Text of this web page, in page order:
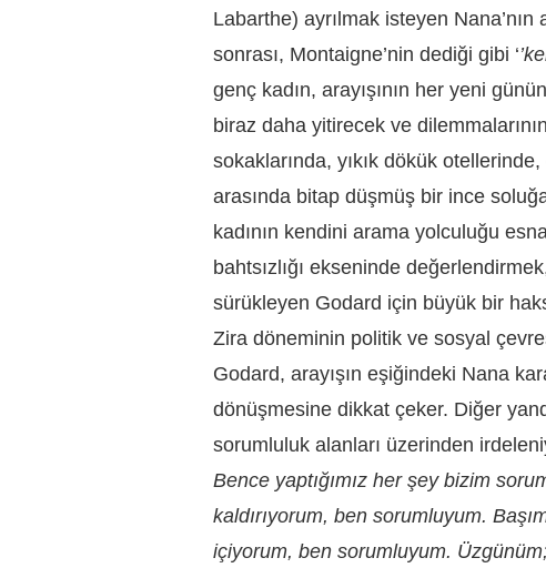
Labarthe) ayrılmak isteyen Nana’nın
sonrası, Montaigne’nin dediği gibi ‘
genç kadın, arayışının her yeni
biraz daha yitirecek ve
sokaklarında, yıkık dökük
arasında bitap düşmüş bir ince
kadının kendini arama yolculuğu
bahtsızlığı ekseninde
sürükleyen Godard için büyük bir
Zira döneminin politik ve sosyal
Godard, arayışın eşiğindeki Nana
dönüşmesine dikkat çeker. Diğer
sorumluluk alanları üzerinden
Bence yaptığımız her şey bizim
kaldırıyorum, ben sorumluyum.
içiyorum, ben sorumluyum.